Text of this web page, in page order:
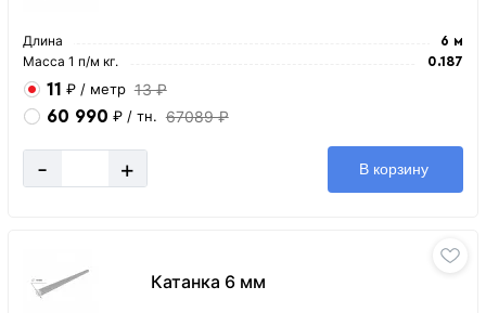
Длина 6 м
Масса 1 п/м кг. 0.187
11 ₽ / метр 13 ₽
60 990 ₽ / тн. 67089 ₽
- + В корзину
Катанка 6 мм